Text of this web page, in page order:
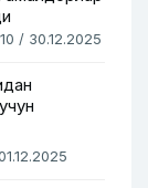
/ 30.12.2025